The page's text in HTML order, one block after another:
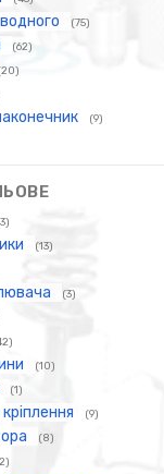
(75)
(62)
(9)
(13)
(3)
(10)
(1)
(9)
(8)